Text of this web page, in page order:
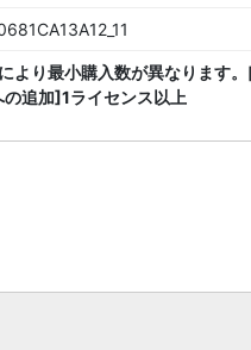
より最小購入数が異なります
追加]1ライセンス以上